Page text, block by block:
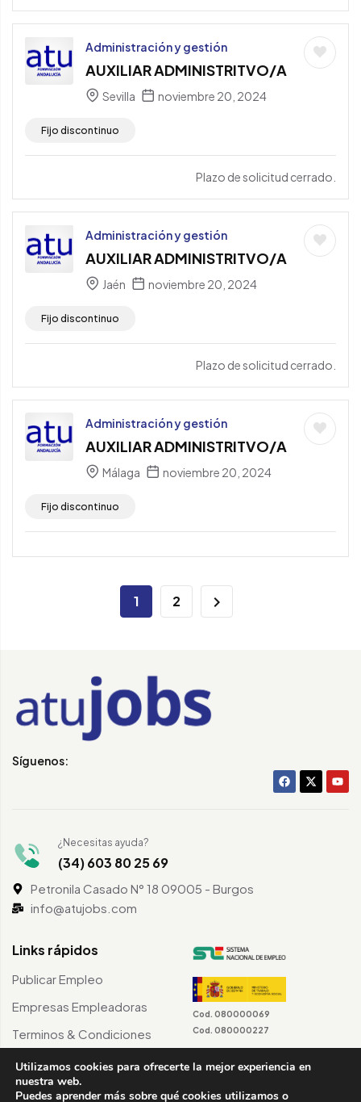
Administración y gestión
AUXILIAR ADMINISTRITVO/A
Sevilla noviembre 20, 2024
Fijo discontinuo
Plazo de solicitud cerrado.
Administración y gestión
AUXILIAR ADMINISTRITVO/A
Jaén noviembre 20, 2024
Fijo discontinuo
Plazo de solicitud cerrado.
Administración y gestión
AUXILIAR ADMINISTRITVO/A
Málaga noviembre 20, 2024
Fijo discontinuo
1 2
Síguenos:
¿Necesitas ayuda?
(34) 603 80 25 69
Petronila Casado N° 18 09005 - Burgos
info@atujobs.com
Links rápidos
Publicar Empleo
Empresas Empleadoras
Terminos & Condiciones
Cod. 080000069
Cod. 080000227
©2024 atuJobs – Derechos Reservados
Utilizamos cookies para ofrecerte la mejor experiencia en
nuestra web.
Puedes aprender más sobre qué cookies utilizamos o